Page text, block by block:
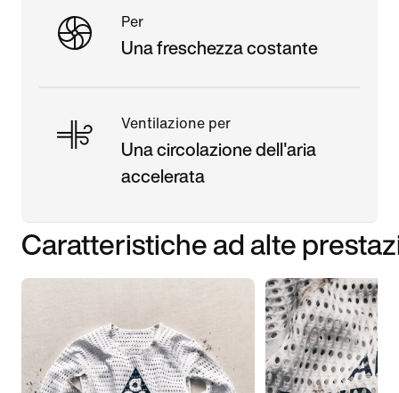
Per
Una freschezza costante
Ventilazione per
Una circolazione dell'aria
accelerata
Caratteristiche ad alte